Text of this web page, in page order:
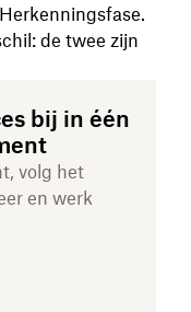
de twee zijn
bij in één
volg het
en werk